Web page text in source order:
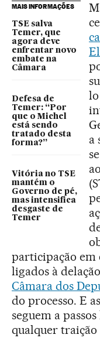
MAIS INFORMAÇÕES
TSE salva
Temer, que
agora deve
enfrentar novo
embate na
Câmara
Defesa de
Temer: “Por
que o Michel
está sendo
tratado desta
forma?”
Vitória no TSE
mantém o
Governo de pé,
mas intensifica
desgaste de
Temer
a
participação em
ligados à
Câmara dos
do processo. E
seguem a
qualquer traição